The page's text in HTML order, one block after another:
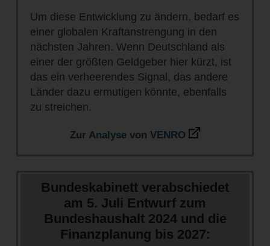
Um diese Entwicklung zu ändern, bedarf es
einer globalen Kraftanstrengung in den
nächsten Jahren. Wenn Deutschland als
einer der größten Geldgeber hier kürzt, ist
das ein verheerendes Signal, das andere
Länder dazu ermutigen könnte, ebenfalls
zu streichen.
Zur Analyse von VENRO
Bundeskabinett verabschiedet
am 5. Juli Entwurf zum
Bundeshaushalt 2024 und die
Finanzplanung bis 2027: